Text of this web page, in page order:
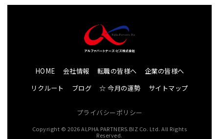
HOME 会社情報 転職の皆様へ
企業の皆様へ
リクルート
ブログ ☆ 今月の運勢 サイトマップ
プライバシーポリシー
Copyright © 2026 ALPHA PARTNERS.BIZ Co. Ltd. All Rights
Reserved.